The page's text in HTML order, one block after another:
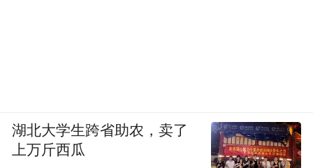
湖北大学生跨省助农，卖了
上万斤西瓜